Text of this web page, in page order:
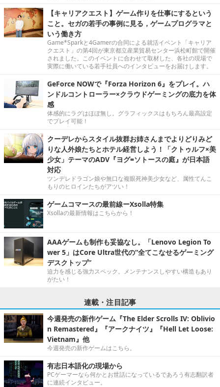
【キャリアクエスト】ゲーム作りを仕事にするという
こと。セガの若手の事例に見る，ゲームプログラマと
いう働き方
Game*Sparkと4Gamerの合同による就活イベント「キャリア
クエスト」の第4回が東京都立産業貿易センター浜松町館で開催
されました。このイベントに合わせて取材した、各社の現場で
実際に働いている若手社員へのインタビューをお届けします。
GeForce NOWで『Forza Horizon 6』をプレイ。ハ
ンドルコントローラー×クラウドゲーミングの底力を体
感
体感的にラグはほぼ無し。グラフィックスはもちろん最高設定
でプレイ可能！
クーデレからスタイル抜群お姉さんまでよりどりみど
りな人外娘たちとホテル経営しよう！「クトゥルフ×美
少女」テーマのADV『ヨグ=ソトースの庭』が日本語
対応
ツンデレドラゴン娘や無口な複眼死神美少女など、属性てんこ
もりのヒロインたちがアツい！
ゲームコマースの最前線ーXsolla特集
Xsollaの最新情報はこちらから！
AAAゲームも制作も妥協なし。「Lenovo Legion To
wer 5」はCore Ultra世代の“全てこなせるゲーミング
デスクトップ”
迫力を感じる強力スペック。メンテナンスしやすい構造もあり
がたい！
連載・注目記事
今週発売の新作ゲーム『The Elder Scrolls IV: Oblivio
n Remastered』『アークナイツ』『Hell Let Loose:
Vietnam』他
今週発売の新作ゲームはこちら。
有志日本語化の現場から
PCゲーマーなら何かとお世話になっているであろう有志翻訳者
に連続インタビュー。